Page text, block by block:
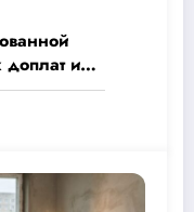
доплат и